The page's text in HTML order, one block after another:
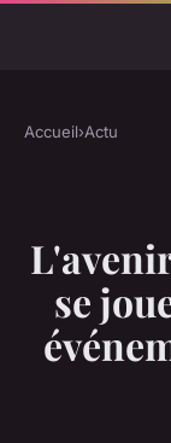
Accueil›Actu
se